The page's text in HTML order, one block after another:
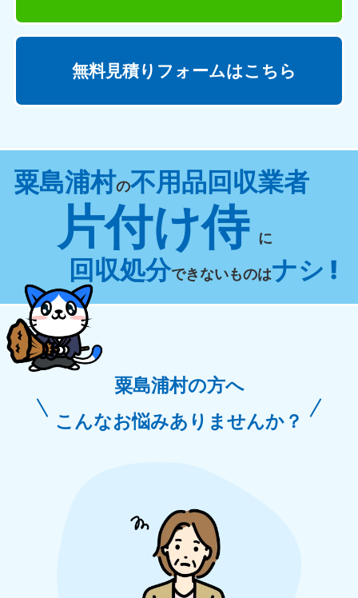
無料見積りフォームはこちら
粟島浦村の不用品回収業者
片付け侍 に
回収処分できないものはナシ !
粟島浦村の方へ
こんなお悩みありませんか？